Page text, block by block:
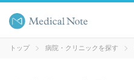
トップ 病院・クリニックを探す